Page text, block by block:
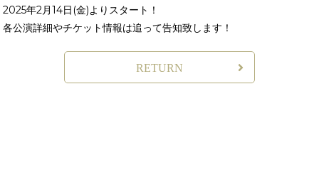
2025年2月14日(金)よりスタート！
各公演詳細やチケット情報は追って告知致します！
RETURN